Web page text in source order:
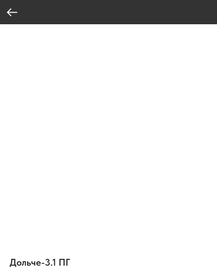
Дольче-3.1 ПГ